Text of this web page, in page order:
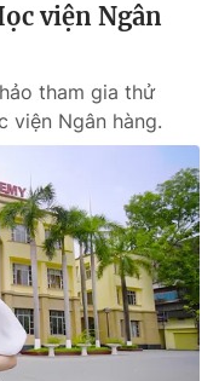
viện Ngân
tham gia thử
viện Ngân hàng.